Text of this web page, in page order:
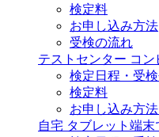
検定料
お申し込み方法
受検の流れ
テストセンター コン
検定日程・受
検定料
お申し込み方
自宅 タブレット端末